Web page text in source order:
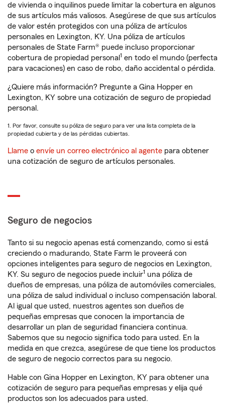
de vivienda o inquilinos puede limitar la cobertura en algunos
de sus artículos más valiosos. Asegúrese de que sus artículos
de valor estén protegidos con una póliza de artículos
personales en Lexington, KY. Una póliza de artículos
personales de State Farm® puede incluso proporcionar
cobertura de propiedad personal 1 en todo el mundo (perfecta
para vacaciones) en caso de robo, daño accidental o pérdida.
¿Quiere más información? Pregunte a Gina Hopper en
Lexington, KY sobre una cotización de seguro de propiedad
personal.
1. Por favor, consulte su póliza de seguro para ver una lista completa de la
propiedad cubierta y de las pérdidas cubiertas.
Llame o envíe un correo electrónico al agente para obtener
una cotización de seguro de artículos personales.
Seguro de negocios
Tanto si su negocio apenas está comenzando, como si está
creciendo o madurando, State Farm le proveerá con
opciones inteligentes para seguro de negocios en Lexington,
KY. Su seguro de negocios puede incluir1 una póliza de
dueños de empresas, una póliza de automóviles comerciales,
una póliza de salud individual o incluso compensación laboral.
Al igual que usted, nuestros agentes son dueños de
pequeñas empresas que conocen la importancia de
desarrollar un plan de seguridad financiera continua.
Sabemos que su negocio significa todo para usted. En la
medida en que crezca, asegúrese de que tiene los productos
de seguro de negocio correctos para su negocio.
Hable con Gina Hopper en Lexington, KY para obtener una
cotización de seguro para pequeñas empresas y elija qué
productos son los adecuados para usted.